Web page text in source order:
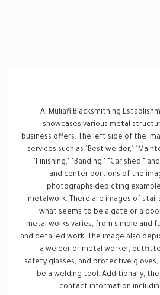
Al Muliafi Blacksmithing
showcases various metal
business offers. The left side of the
services such as "Best welder,"
"Finishing," "Banding," "Car shed,"
and center portions of the
photographs depicting
metalwork. There are images of
what seems to be a gate or a
metal works varies, from simple and
and detailed work. The image also
a welder or metal worker,
safety glasses, and protective
be a welding tool. Additionally,
contact information